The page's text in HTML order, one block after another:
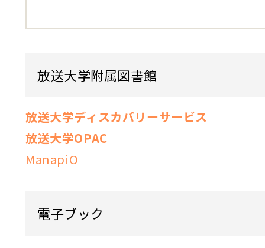
放送大学附属図書館
放送大学ディスカバリーサービス
放送大学OPAC
ManapiO
電子ブック